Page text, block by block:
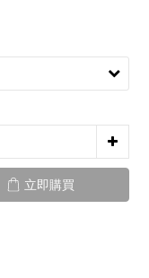
立即購買